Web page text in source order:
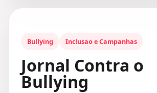
Bullying Inclusao e Campanhas
Jornal Contra o
Bullying